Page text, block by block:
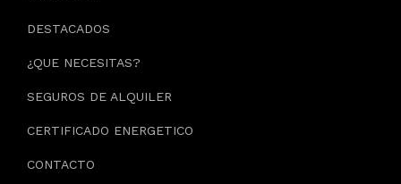
DESTACADOS
¿QUE NECESITAS?
SEGUROS DE ALQUILER
CERTIFICADO ENERGETICO
CONTACTO